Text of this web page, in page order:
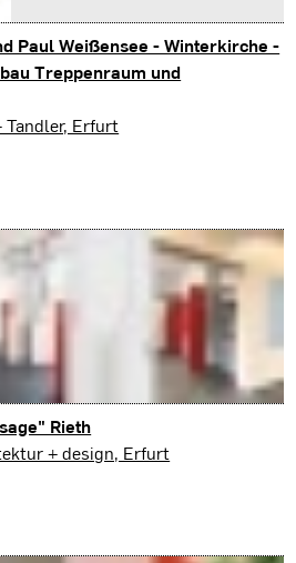
Paul Weißensee - Winterkirche -
Treppenraum und
Erfurt
Rieth
+ design, Erfurt